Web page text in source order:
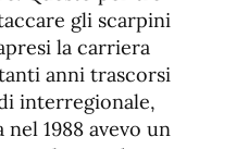
gli scarpini
la carriera
anni trascorsi
interregionale,
1988 avevo un